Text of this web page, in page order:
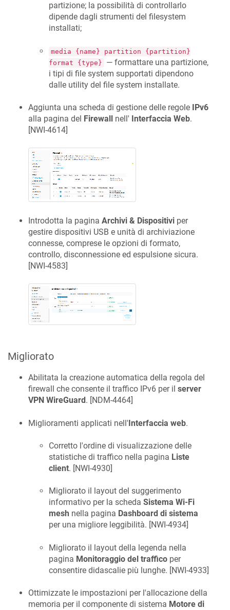
partizione; la possibilità di controllarlo
dipende dagli strumenti del filesystem
installati;
media {name} partition {partition}
format {type}
— formattare una partizione,
i tipi di file system supportati dipendono
dalle utility del file system installate.
Aggiunta una scheda di gestione delle regole
IPv6
alla pagina del Firewall nell' Interfaccia Web.
[NWI-4614]
Introdotta la pagina Archivi & Dispositivi per
gestire dispositivi USB e unità di archiviazione
connesse, comprese le opzioni di formato,
controllo, disconnessione ed espulsione sicura.
[NWI-4583]
Migliorato
Abilitata la creazione automatica della regola del
firewall che consente il traffico IPv6 per il server
VPN WireGuard. [NDM-4464]
Miglioramenti applicati nell'Interfaccia web.
Corretto l'ordine di visualizzazione delle
statistiche di traffico nella pagina Liste
client. [NWI-4930]
Migliorato il layout del suggerimento
informativo per la scheda Sistema Wi-Fi
mesh nella pagina Dashboard di sistema
per una migliore leggibilità. [NWI-4934]
Migliorato il layout della legenda nella
pagina Monitoraggio del traffico per
consentire didascalie più lunghe. [NWI-4933]
Ottimizzate le impostazioni per l'allocazione della
memoria per il componente di sistema Motore di